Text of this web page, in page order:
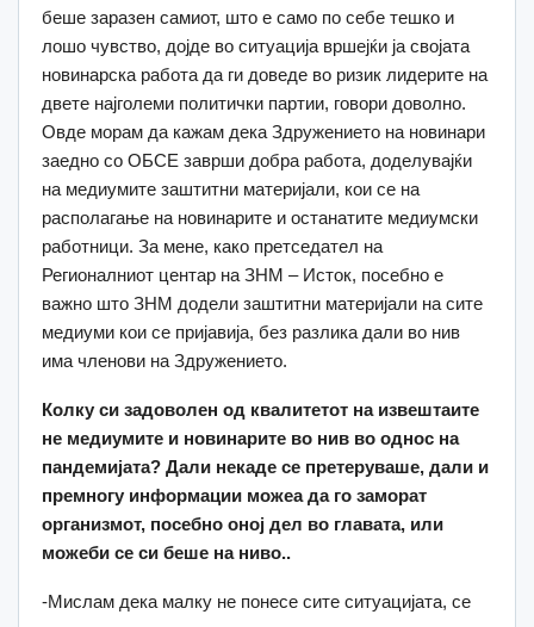
беше заразен самиот, што е само по себе тешко и
лошо чувство, дојде во ситуација вршејќи ја својата
новинарска работа да ги доведе во ризик лидерите на
двете најголеми политички партии, говори доволно.
Овде морам да кажам дека Здружението на новинари
заедно со ОБСЕ заврши добра работа, доделувајќи
на медиумите заштитни материјали, кои се на
располагање на новинарите и останатите медиумски
работници. За мене, како претседател на
Регионалниот центар на ЗНМ – Исток, посебно е
важно што ЗНМ додели заштитни материјали на сите
медиуми кои се пријавија, без разлика дали во нив
има членови на Здружението.
Колку си задоволен од квалитетот на извештаите
не медиумите и новинарите во нив во однос на
пандемијата? Дали некаде се претеруваше, дали и
премногу информации можеа да го заморат
организмот, посебно оној дел во главата, или
можеби се си беше на ниво..
-Мислам дека малку не понесе сите ситуацијата, се